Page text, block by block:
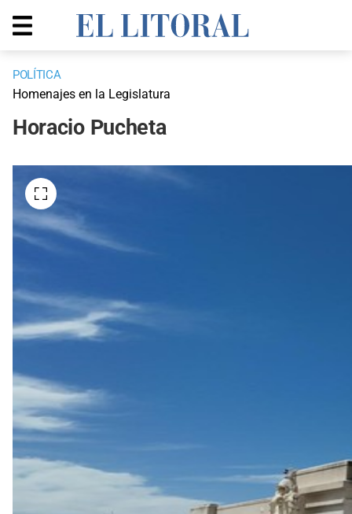
POLÍTICA
Homenajes en la Legislatura
Horacio Pucheta